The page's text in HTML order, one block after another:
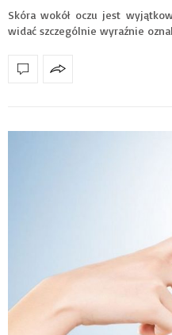
Skóra wokół oczu jest
widać szczególnie wyraźnie